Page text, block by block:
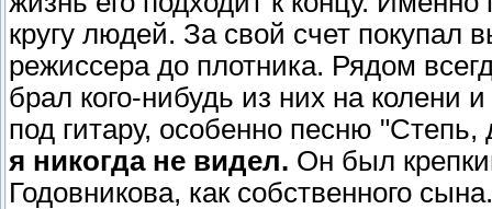
кругу людей. За свой счет покупал
режиссера до плотника. Рядом
брал кого-нибудь из них на колени
под гитару, особенно песню "Степь,
я никогда не видел. Он был
Годовникова, как собственного